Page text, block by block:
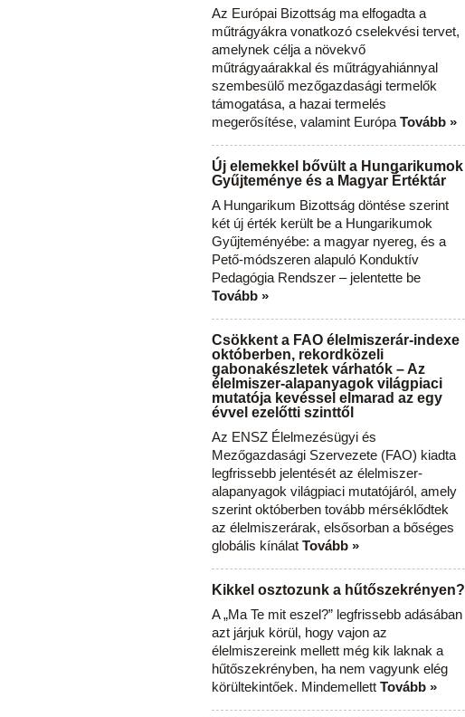
Az Európai Bizottság ma elfogadta a
műtrágyákra vonatkozó cselekvési tervet,
amelynek célja a növekvő
műtrágyaárakkal és műtrágyahiánnyal
szembesülő mezőgazdasági termelők
támogatása, a hazai termelés
megerősítése, valamint Európa Tovább »
Új elemekkel bővült a Hungarikumok
Gyűjteménye és a Magyar Értéktár
A Hungarikum Bizottság döntése szerint
két új érték került be a Hungarikumok
Gyűjteményébe: a magyar nyereg, és a
Pető-módszeren alapuló Konduktív
Pedagógia Rendszer – jelentette be
Tovább »
Csökkent a FAO élelmiszerár-indexe
októberben, rekordközeli
gabonakészletek várhatók – Az
élelmiszer-alapanyagok világpiaci
mutatója kevéssel elmarad az egy
évvel ezelőtti szinttől
Az ENSZ Élelmezésügyi és
Mezőgazdasági Szervezete (FAO) kiadta
legfrissebb jelentését az élelmiszer-
alapanyagok világpiaci mutatójáról, amely
szerint októberben tovább mérséklődtek
az élelmiszerárak, elsősorban a bőséges
globális kínálat Tovább »
Kikkel osztozunk a hűtőszekrényen?
A „Ma Te mit eszel?” legfrissebb adásában
azt járjuk körül, hogy vajon az
élelmiszereink mellett még kik laknak a
hűtőszekrényben, ha nem vagyunk elég
körültekintőek. Mindemellett Tovább »